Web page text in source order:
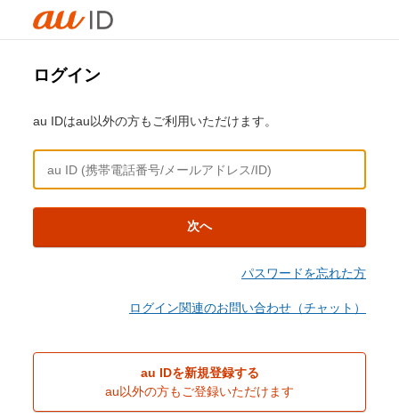
ログイン
au IDはau以外の方もご利用いただけます。
次へ
パスワードを忘れた方
ログイン関連のお問い合わせ（チャット）
au IDを新規登録する
au以外の方もご登録いただけます